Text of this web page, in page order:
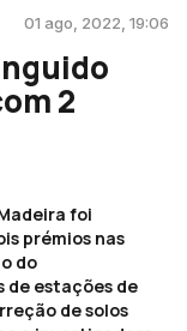
01 ago, 2022, 19:06
2
foi
prémios nas
do
de estações de
de solos